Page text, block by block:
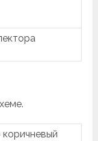
коричневый